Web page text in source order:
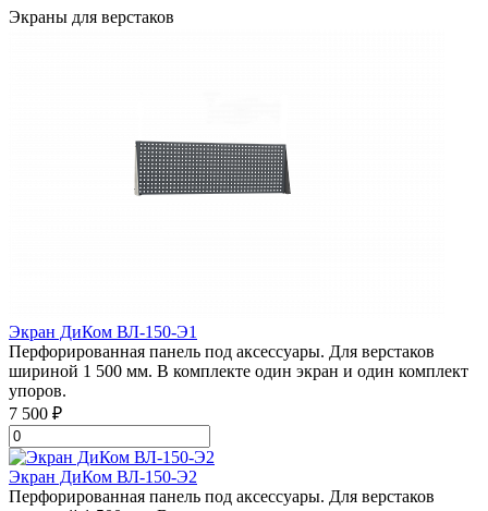
Экраны для верстаков
Экран ДиКом ВЛ-150-Э1
Перфорированная панель под аксессуары. Для верстаков
шириной 1 500 мм. В комплекте один экран и один комплект
упоров.
7 500 ₽
Экран ДиКом ВЛ-150-Э2
Перфорированная панель под аксессуары. Для верстаков